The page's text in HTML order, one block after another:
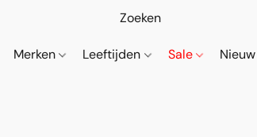
Merken Leeftijden Sale Nieuw